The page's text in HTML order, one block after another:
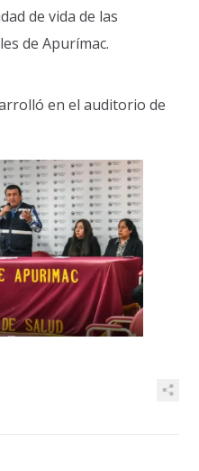
de vida de las
de Apurímac.
en el auditorio de